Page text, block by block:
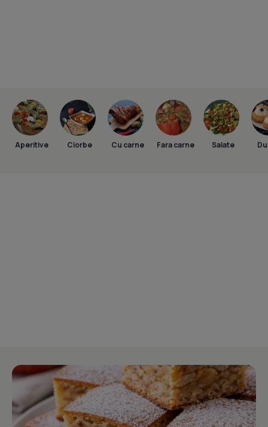
Aperitive Ciorbe Cu carne Fara carne Salate